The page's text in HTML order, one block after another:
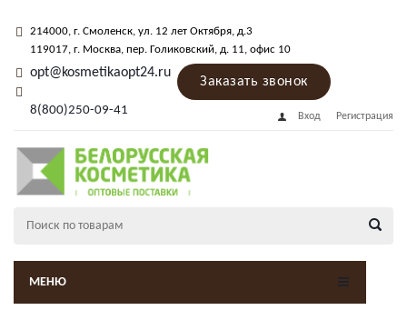
214000, г. Смоленск, ул. 12 лет Октября, д.3
119017, г. Москва, пер. Голиковский, д. 11, офис 10
opt@kosmetikaopt24.ru
8(800)250-09-41
Заказать звонок
Вход Регистрация
МЕНЮ